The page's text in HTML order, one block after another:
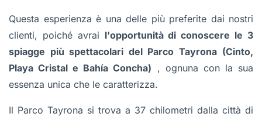
Questa esperienza è una delle più preferite dai nostri
clienti, poiché avrai l'opportunità di conoscere le 3
spiagge più spettacolari del Parco Tayrona (Cinto,
Playa Cristal e Bahía Concha) , ognuna con la sua
essenza unica che le caratterizza.
Il Parco Tayrona si trova a 37 chilometri dalla città di